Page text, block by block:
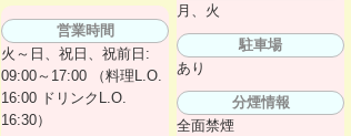
営業時間
火～日、祝日、祝前日:
09:00～17:00 （料理L.O.
16:00 ドリンクL.O.
16:30）
月、火
駐車場
あり
分煙情報
全面禁煙